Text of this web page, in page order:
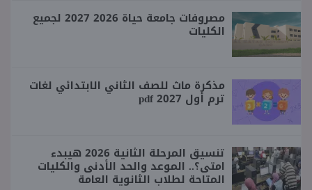
مصروفات جامعة حياة 2026 2027 لجميع
الكليات
مذكرة ماث للصف الثاني الابتدائي لغات
ترم أول 2027 pdf
تنسيق المرحلة الثانية 2026 هيبدء
امتى؟.. الموعد والحد الأدنى والكليات
المتاحة لطلاب الثانوية العامة